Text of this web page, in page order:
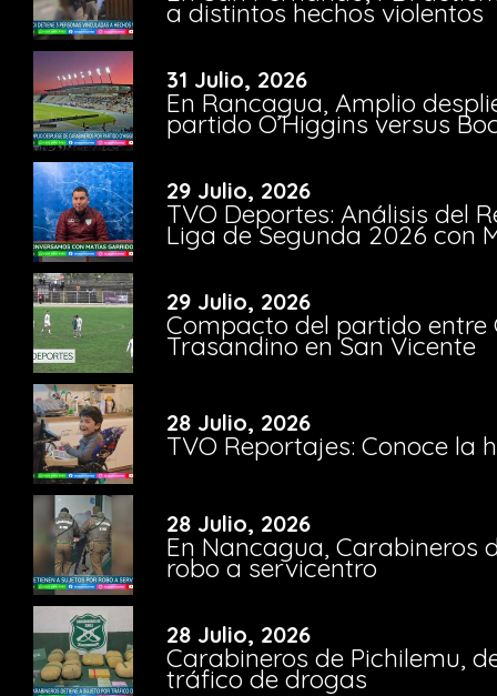
a distintos hechos violentos
31 Julio, 2026
En Rancagua, Amplio
partido O’Higgins versus
29 Julio, 2026
TVO Deportes: Análisis del
Liga de Segunda 2026 con
29 Julio, 2026
Compacto del partido entre
Trasandino en San Vicente
28 Julio, 2026
TVO Reportajes: Conoce la
28 Julio, 2026
En Nancagua, Carabineros
robo a servicentro
28 Julio, 2026
Carabineros de Pichilemu,
tráfico de drogas